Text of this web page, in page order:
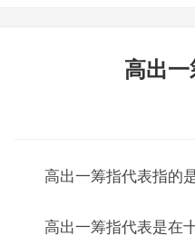
高出
高出一筹指代表指的
高出一筹指代表是在